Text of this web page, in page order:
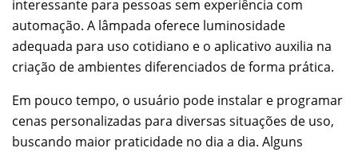
interessante para pessoas sem experiência com
automação. A lâmpada oferece luminosidade
adequada para uso cotidiano e o aplicativo auxilia na
criação de ambientes diferenciados de forma prática.
Em pouco tempo, o usuário pode instalar e programar
cenas personalizadas para diversas situações de uso,
buscando maior praticidade no dia a dia. Alguns